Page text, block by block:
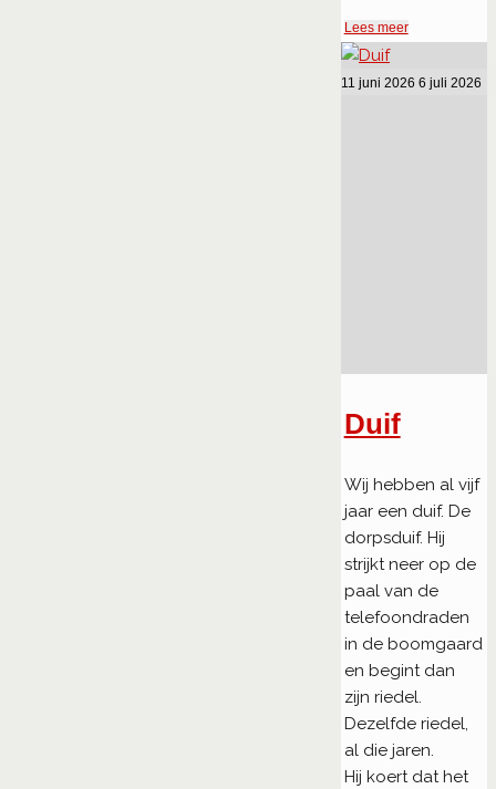
Lees meer"Bullebak"
11 juni 2026 6 juli 2026
Duif
Wij hebben al vijf
jaar een duif. De
dorpsduif. Hij
strijkt neer op de
paal van de
telefoondraden
in de boomgaard
en begint dan
zijn riedel.
Dezelfde riedel,
al die jaren.
Hij koert dat het